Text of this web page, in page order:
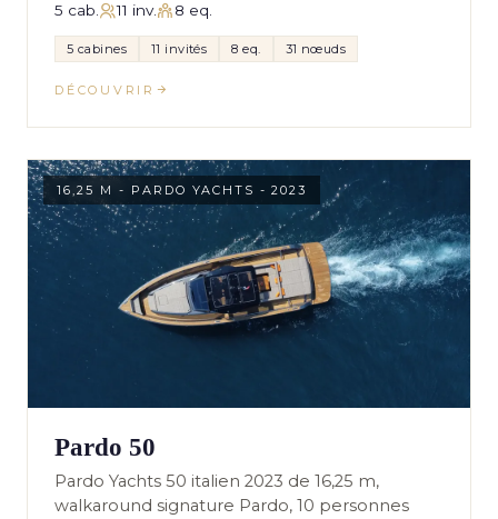
5 cab. 11 inv. 8 eq.
5 cabines 11 invités 8 eq. 31 nœuds
DÉCOUVRIR
16,25 M - PARDO YACHTS - 2023
Pardo 50
Pardo Yachts 50 italien 2023 de 16,25 m,
walkaround signature Pardo, 10 personnes